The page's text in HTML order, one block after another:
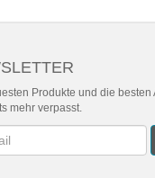
Produkte und die
mehr verpasst.